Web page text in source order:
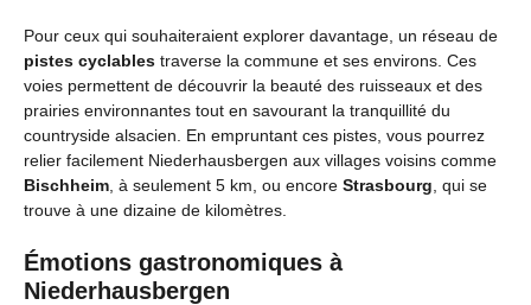
Pour ceux qui souhaiteraient explorer davantage, un réseau de
pistes cyclables traverse la commune et ses environs. Ces
voies permettent de découvrir la beauté des ruisseaux et des
prairies environnantes tout en savourant la tranquillité du
countryside alsacien. En empruntant ces pistes, vous pourrez
relier facilement Niederhausbergen aux villages voisins comme
Bischheim , à seulement 5 km, ou encore Strasbourg , qui se
trouve à une dizaine de kilomètres.
Émotions gastronomiques à
Niederhausbergen